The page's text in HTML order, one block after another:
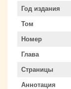
Год издания
Том
Номер
Глава
Страницы
Аннотация